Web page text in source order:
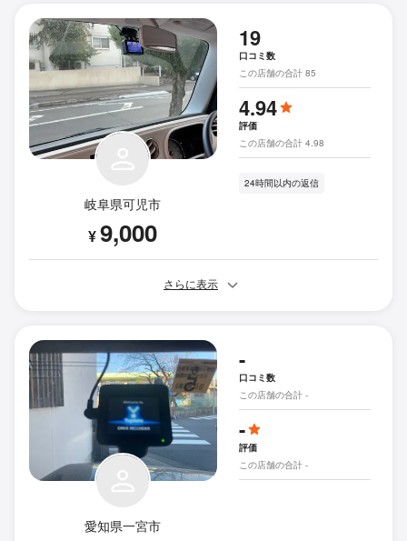
岐阜県可児市
¥9,000
19
口コミ数
この店舗の合計 85
4.94
評価
この店舗の合計 4.98
24時間以内の返信
さらに表示
愛知県一宮市
-
口コミ数
この店舗の合計 -
-
評価
この店舗の合計 -